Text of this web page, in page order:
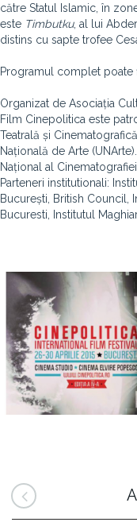
către Statul Islamic, în
este Timbutku, al lui
distins cu sapte trofee
Programul complet poate
Organizat de Asociația
Film Cinepolitica este
Teatrală și
Națională de Arte
Național al Cinematografiei
Parteneri institutionali:
București, British Council,
Bucuresti, Institutul